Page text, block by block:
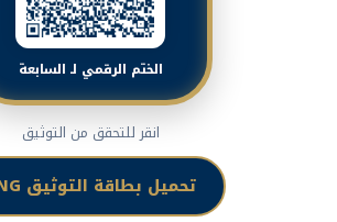
الختم الرقمي لـ السابعة
انقر للتحقق من التوثيق
تحميل بطاقة التوثيق PNG